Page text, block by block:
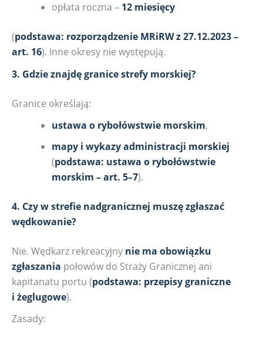
opłata roczna – 12 miesięcy
(podstawa: rozporządzenie MRiRW z 27.12.2023 –
art. 16). Inne okresy nie występują.
3. Gdzie znajdę granice strefy morskiej?
Granice określają:
ustawa o rybołówstwie morskim,
mapy i wykazy administracji morskiej
(podstawa: ustawa o rybołówstwie
morskim – art. 5–7).
4. Czy w strefie nadgranicznej muszę zgłaszać
wędkowanie?
Nie. Wędkarz rekreacyjny nie ma obowiązku
zgłaszania połowów do Straży Granicznej ani
kapitanatu portu (podstawa: przepisy graniczne
i żeglugowe).
Zasady: